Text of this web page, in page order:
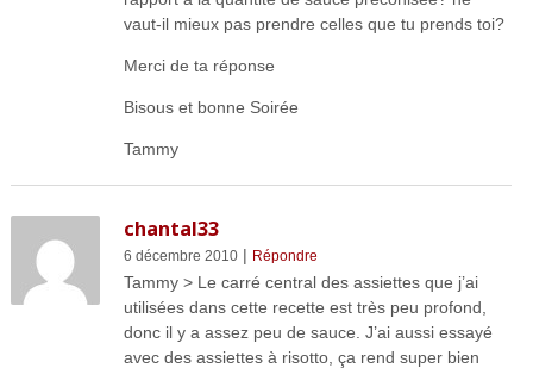
vaut-il mieux pas prendre celles que tu prends toi?
Merci de ta réponse
Bisous et bonne Soirée
Tammy
chantal33
6 décembre 2010| Répondre
Tammy > Le carré central des assiettes que j’ai
utilisées dans cette recette est très peu profond,
donc il y a assez peu de sauce. J’ai aussi essayé
avec des assiettes à risotto, ça rend super bien